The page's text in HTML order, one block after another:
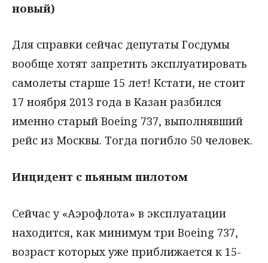
новый)
Для справки сейчас депутаты Госдумы
вообще хотят запретить эксплуатировать
самолеты старше 15 лет! Кстати, не стоит
17 ноября 2013 года в Казан разбился
именно старый Boeing 737, выполнявший
рейс из Москвы. Тогда погибло 50 человек.
Инцидент с пьяным пилотом
Сейчас у «Аэрофлота» в эксплуатации
находится, как минимум три Boeing 737,
возраст которых уже приближается к 15-